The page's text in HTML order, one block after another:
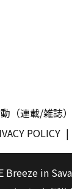
（連載/雑誌）
POLICY
in